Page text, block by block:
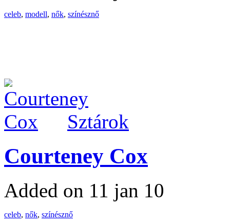
celeb, modell, nők, színésznő
Sztárok
Courteney Cox
Added on 11 jan 10
celeb, nők, színésznő